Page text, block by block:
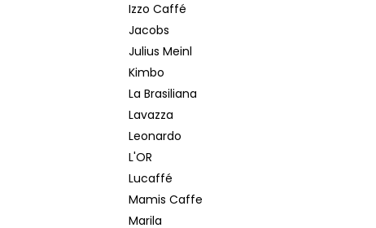
Izzo Caffé
Jacobs
Julius Meinl
Kimbo
La Brasiliana
Lavazza
Leonardo
L'OR
Lucaffé
Mamis Caffe
Marila